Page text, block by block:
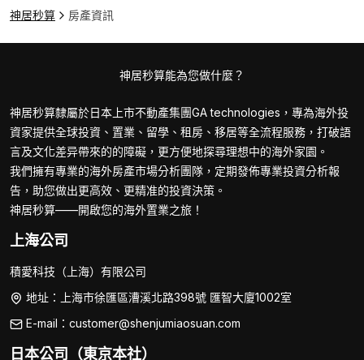
神居秒算 房產資訊
神居秒算能為您做什麼？
神居秒算隸屬於日本上市不動產集團GA technologies，專為海外投
資家提供全球投資、置業、留學、租房、移居等全流程服務，打破語
言及文化差异帶來的的障礙，更方便地探尋理想中的海外家園。
我們擁有專業的海外房產市場分析團隊，定期發佈專業投資分析報
告，助您做出更高效、更精准的投資決策。
神居秒算——開啟您的海外置業之旅！
上海公司
積愛科技（上海）有限公司
地址：上海市徐匯區漕溪北路398號 匯智大廈1002室
E-mail：customer@shenjumiaosuan.com
日本公司（東京本社）